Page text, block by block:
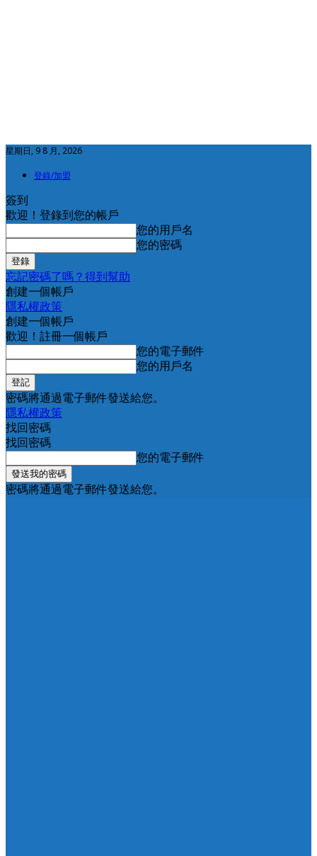
星期日, 9 8 月, 2026
登錄/加盟
簽到
歡迎！登錄到您的帳戶
您的用戶名
您的密碼
忘記密碼了嗎？得到幫助
創建一個帳戶
隱私權政策
創建一個帳戶
歡迎！註冊一個帳戶
您的電子郵件
您的用戶名
密碼將通過電子郵件發送給您。
隱私權政策
找回密碼
找回密碼
您的電子郵件
密碼將通過電子郵件發送給您。